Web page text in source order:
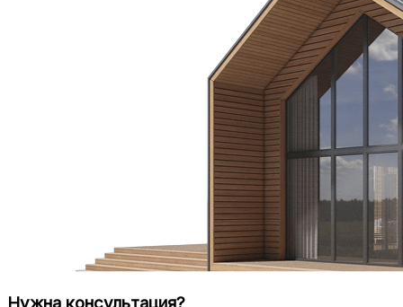
Нужна консультация?